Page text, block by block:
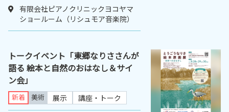
有限会社ピアノクリニックヨコヤマ
ショールーム（リシュモア音楽院）
トークイベント「東郷なりささんが
語る 絵本と自然のおはなし＆サイ
ン会」
新着 美術 展示 講座・トーク